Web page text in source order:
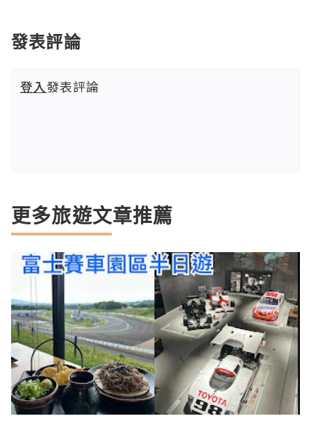
發表評論
登入發表評論
更多旅遊文章推薦